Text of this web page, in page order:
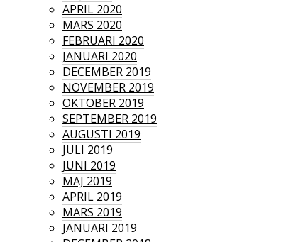
APRIL 2020
MARS 2020
FEBRUARI 2020
JANUARI 2020
DECEMBER 2019
NOVEMBER 2019
OKTOBER 2019
SEPTEMBER 2019
AUGUSTI 2019
JULI 2019
JUNI 2019
MAJ 2019
APRIL 2019
MARS 2019
JANUARI 2019